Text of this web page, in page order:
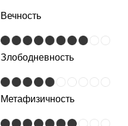
Вечность
Злободневность
Метафизичность